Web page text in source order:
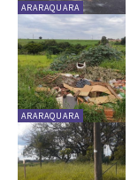
ARARAQUARA
ARARAQUARA